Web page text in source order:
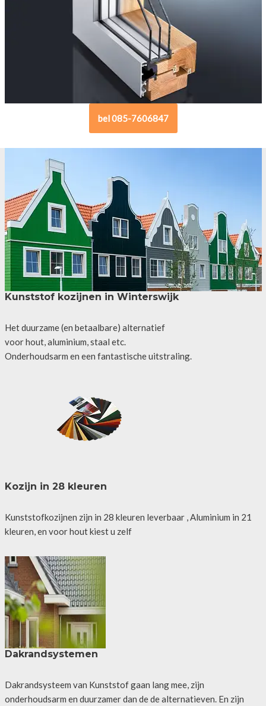
bel 085-7606847
Kunststof kozijnen in Winterswijk
Het duurzame (en betaalbare) alternatief
voor hout, aluminium, staal etc.
Onderhoudsarm en een fantastische uitstraling.
Kozijn in 28 kleuren
Kunststofkozijnen zijn in 28 kleuren leverbaar , Aluminium in 21
kleuren, en voor hout kiest u zelf
Dakrandsystemen
Dakrandsysteem van Kunststof gaan lang mee, zijn
onderhoudsarm en duurzamer dan de de alternatieven. En zijn